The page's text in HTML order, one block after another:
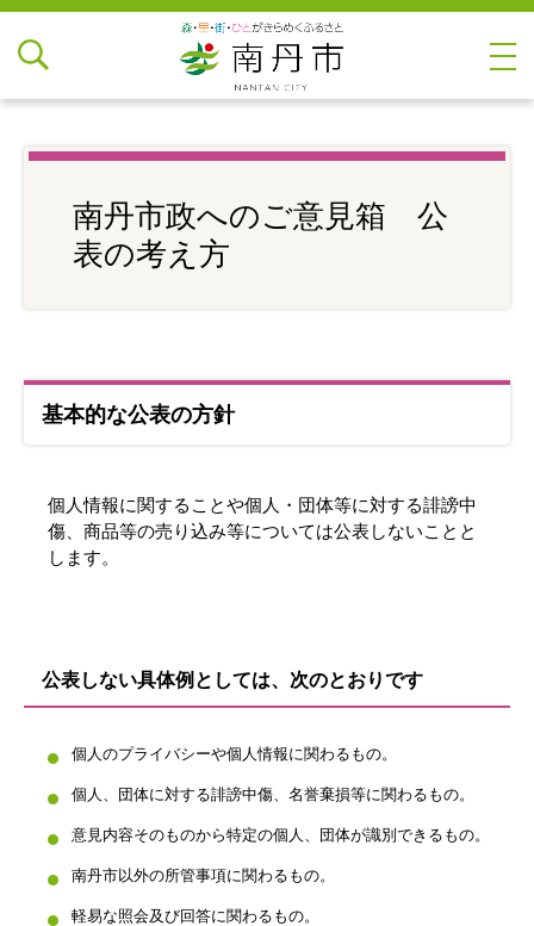
南丹市政へのご意見箱 公
表の考え方
基本的な公表の方針
個人情報に関することや個人・団体等に対する誹謗中
傷、商品等の売り込み等については公表しないことと
します。
公表しない具体例としては、次のとおりです
個人のプライバシーや個人情報に関わるもの。
個人、団体に対する誹謗中傷、名誉棄損等に関わるもの。
意見内容そのものから特定の個人、団体が識別できるもの。
南丹市以外の所管事項に関わるもの。
軽易な照会及び回答に関わるもの。